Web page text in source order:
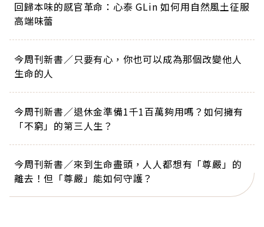
回歸本味的感官革命：心泰 GLin 如何用自然風土征服
高端味蕾
今周刊新書／只要有心，你也可以成為那個改變他人
生命的人
今周刊新書／退休金準備1千1百萬夠用嗎？如何擁有
「不窮」的第三人生？
今周刊新書／來到生命盡頭，人人都想有「尊嚴」的
離去！但「尊嚴」能如何守護？